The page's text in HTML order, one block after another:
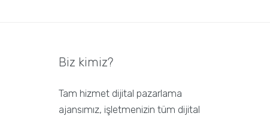
Biz kimiz?
Tam hizmet dijital pazarlama
ajansımız, işletmenizin tüm dijital